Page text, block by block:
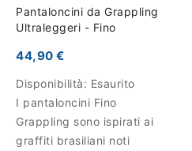
Pantaloncini da Grappling
Ultraleggeri - Fino
44,90 €
Disponibilità: Esaurito
I pantaloncini Fino
Grappling sono ispirati ai
graffiti brasiliani noti